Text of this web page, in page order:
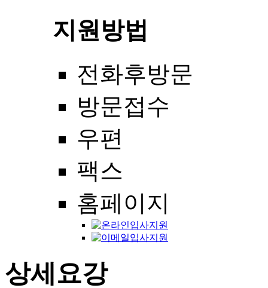
지원방법
전화후방문
방문접수
우편
팩스
홈페이지
상세요강